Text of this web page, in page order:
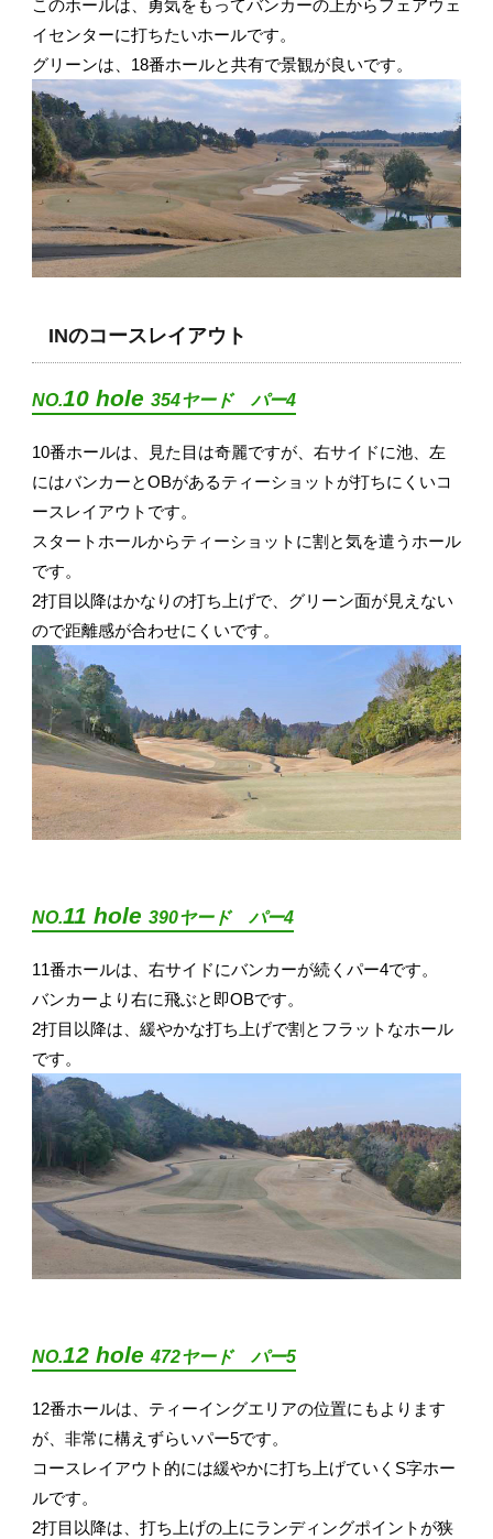
このホールは、勇気をもってバンカーの上からフェアウェ
イセンターに打ちたいホールです。
グリーンは、18番ホールと共有で景観が良いです。
INのコースレイアウト
NO.10 hole 354ヤード パー4
10番ホールは、見た目は奇麗ですが、右サイドに池、左
にはバンカーとOBがあるティーショットが打ちにくいコ
ースレイアウトです。
スタートホールからティーショットに割と気を遣うホール
です。
2打目以降はかなりの打ち上げで、グリーン面が見えない
ので距離感が合わせにくいです。
NO.11 hole 390ヤード パー4
11番ホールは、右サイドにバンカーが続くパー4です。
バンカーより右に飛ぶと即OBです。
2打目以降は、緩やかな打ち上げで割とフラットなホール
です。
NO.12 hole472ヤード パー5
12番ホールは、ティーイングエリアの位置にもよります
が、非常に構えずらいパー5です。
コースレイアウト的には緩やかに打ち上げていくS字ホー
ルです。
2打目以降は、打ち上げの上にランディングポイントが狭